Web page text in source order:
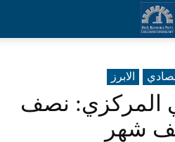
الابرز
المركزي: نصف
شهر